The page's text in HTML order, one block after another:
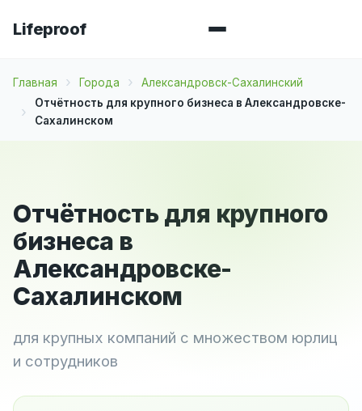
Lifeproof
Главная Города
Александровск-Сахалинский
Отчётность для крупного бизнеса в Александровске-
Сахалинском
Отчётность для крупного
бизнеса в
Александровске-
Сахалинском
для крупных компаний с множеством юрлиц
и сотрудников